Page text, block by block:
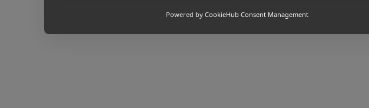
Powered by CookieHub Consent Management